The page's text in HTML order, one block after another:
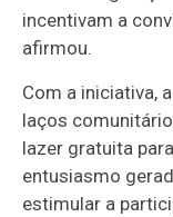
incentivam a
afirmou.
Com a iniciativa,
laços
lazer gratuita
entusiasmo
estimular a